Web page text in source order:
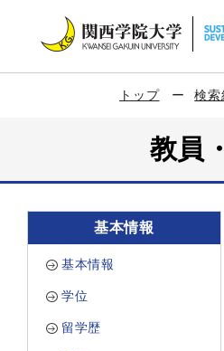
トップ 検索
教員
基本情報
基本情報
学位
留学歴